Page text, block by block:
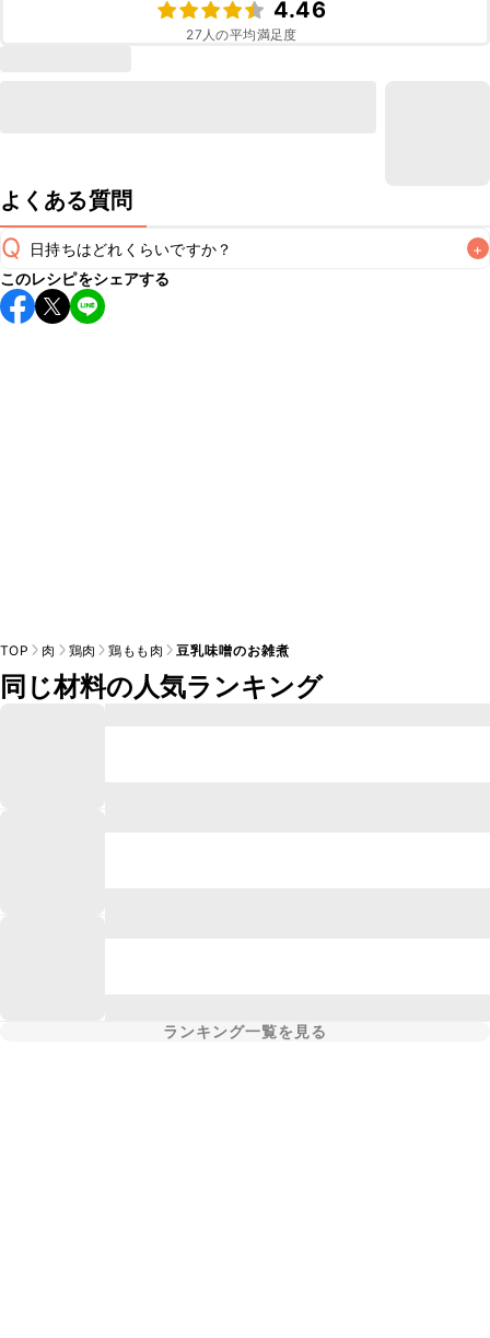
4.46
27 人の平均満足度
よくある質問
Q 日持ちはどれくらいですか？ +
こちらのレシピは出来たてをお召し上がりいただくことをお
すすめします。
このレシピをシェアする
TOP 肉 鶏肉 鶏もも肉 豆乳味噌のお雑煮
同じ材料の人気ランキング
ランキング一覧を見る